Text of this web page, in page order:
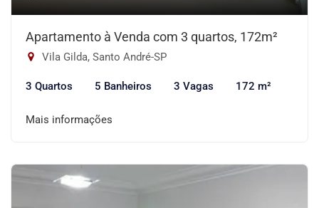
Apartamento à Venda com 3 quartos, 172m²
Vila Gilda, Santo André-SP
3 Quartos 5 Banheiros 3 Vagas 172 m²
Mais informações